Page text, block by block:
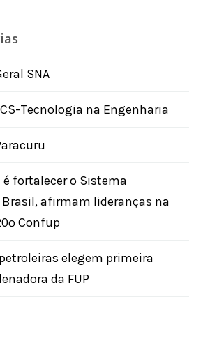
SNA
Tecnologia na Engenharia
é fortalecer o Sistema
Brasil, afirmam lideranças na
Confup
elegem primeira
da FUP